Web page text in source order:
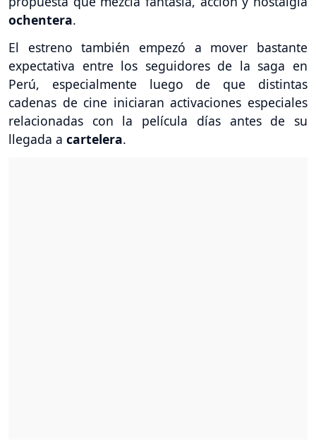
ochentera.
El estreno también empezó a mover bastante
expectativa entre los seguidores de la saga en
Perú, especialmente luego de que distintas
cadenas de cine iniciaran activaciones especiales
relacionadas con la película días antes de su
llegada a cartelera.